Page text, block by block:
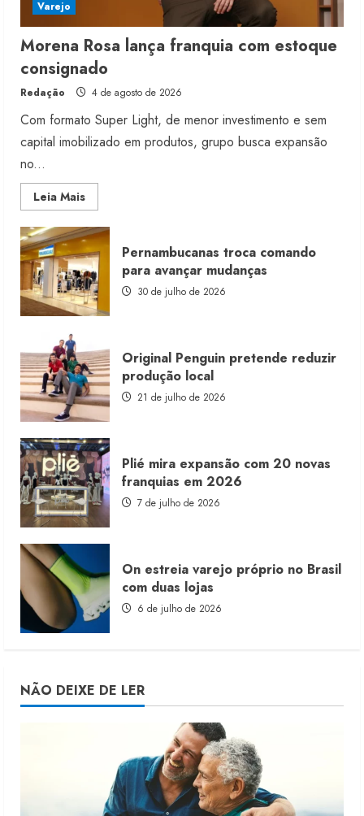
Varejo
Morena Rosa lança franquia com estoque
consignado
Redação 4 de agosto de 2026
Com formato Super Light, de menor investimento e sem
capital imobilizado em produtos, grupo busca expansão
no...
Leia MaisRead
more
Morena
Rosa
lança
franquia
com
estoque
consignado
Pernambucanas troca comando
para avançar mudanças
30 de julho de 2026
Original Penguin pretende reduzir
produção local
21 de julho de 2026
Plié mira expansão com 20 novas
franquias em 2026
7 de julho de 2026
On estreia varejo próprio no Brasil
com duas lojas
6 de julho de 2026
NÃO DEIXE DE LER